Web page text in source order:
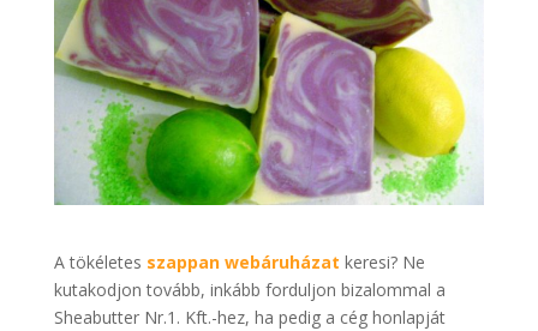
A tökéletes szappan webáruházat keresi? Ne
kutakodjon tovább, inkább forduljon bizalommal a
Sheabutter Nr.1. Kft.-hez, ha pedig a cég honlapját